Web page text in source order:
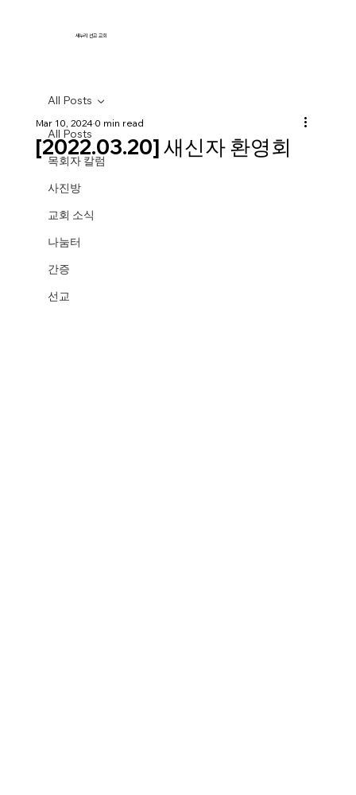
새누리 선교 교회
All Posts
목회자 칼럼
사진방
교회 소식
나눔터
간증
선교
All Posts
[2022.03.20] 새신자 환영회
Mar 10, 20240 min read